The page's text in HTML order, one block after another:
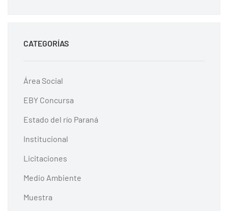
CATEGORÍAS
Área Social
EBY Concursa
Estado del río Paraná
Institucional
Licitaciones
Medio Ambiente
Muestra